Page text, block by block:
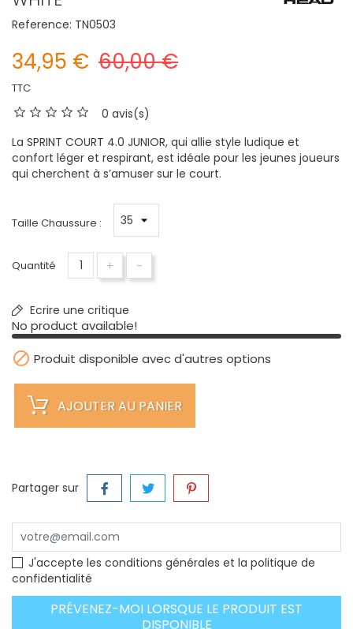
Reference: TN0503
34,95 € 60,00 €
TTC
0 avis(s)
La SPRINT COURT 4.0 JUNIOR, qui allie style ludique et
confort léger et respirant, est idéale pour les jeunes joueurs
qui cherchent à s’amuser sur le court.
Taille Chaussure :
Quantité + -
Ecrire une critique
No product available!
 Produit disponible avec d'autres options
AJOUTER AU PANIER
Partager sur
J'accepte les conditions générales et la politique de
confidentialité
PRÉVENEZ-MOI LORSQUE LE PRODUIT EST
DISPONIBLE